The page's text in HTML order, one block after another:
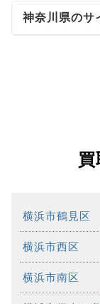
神奈川県のサ
横浜市鶴見区
横浜市西区
横浜市南区